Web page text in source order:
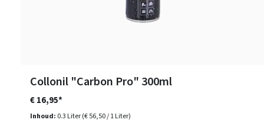
Collonil "Carbon Pro" 300ml
Inhoud: 0.3 Liter(€ 56,50 / 1 Liter)
€ 16,95*